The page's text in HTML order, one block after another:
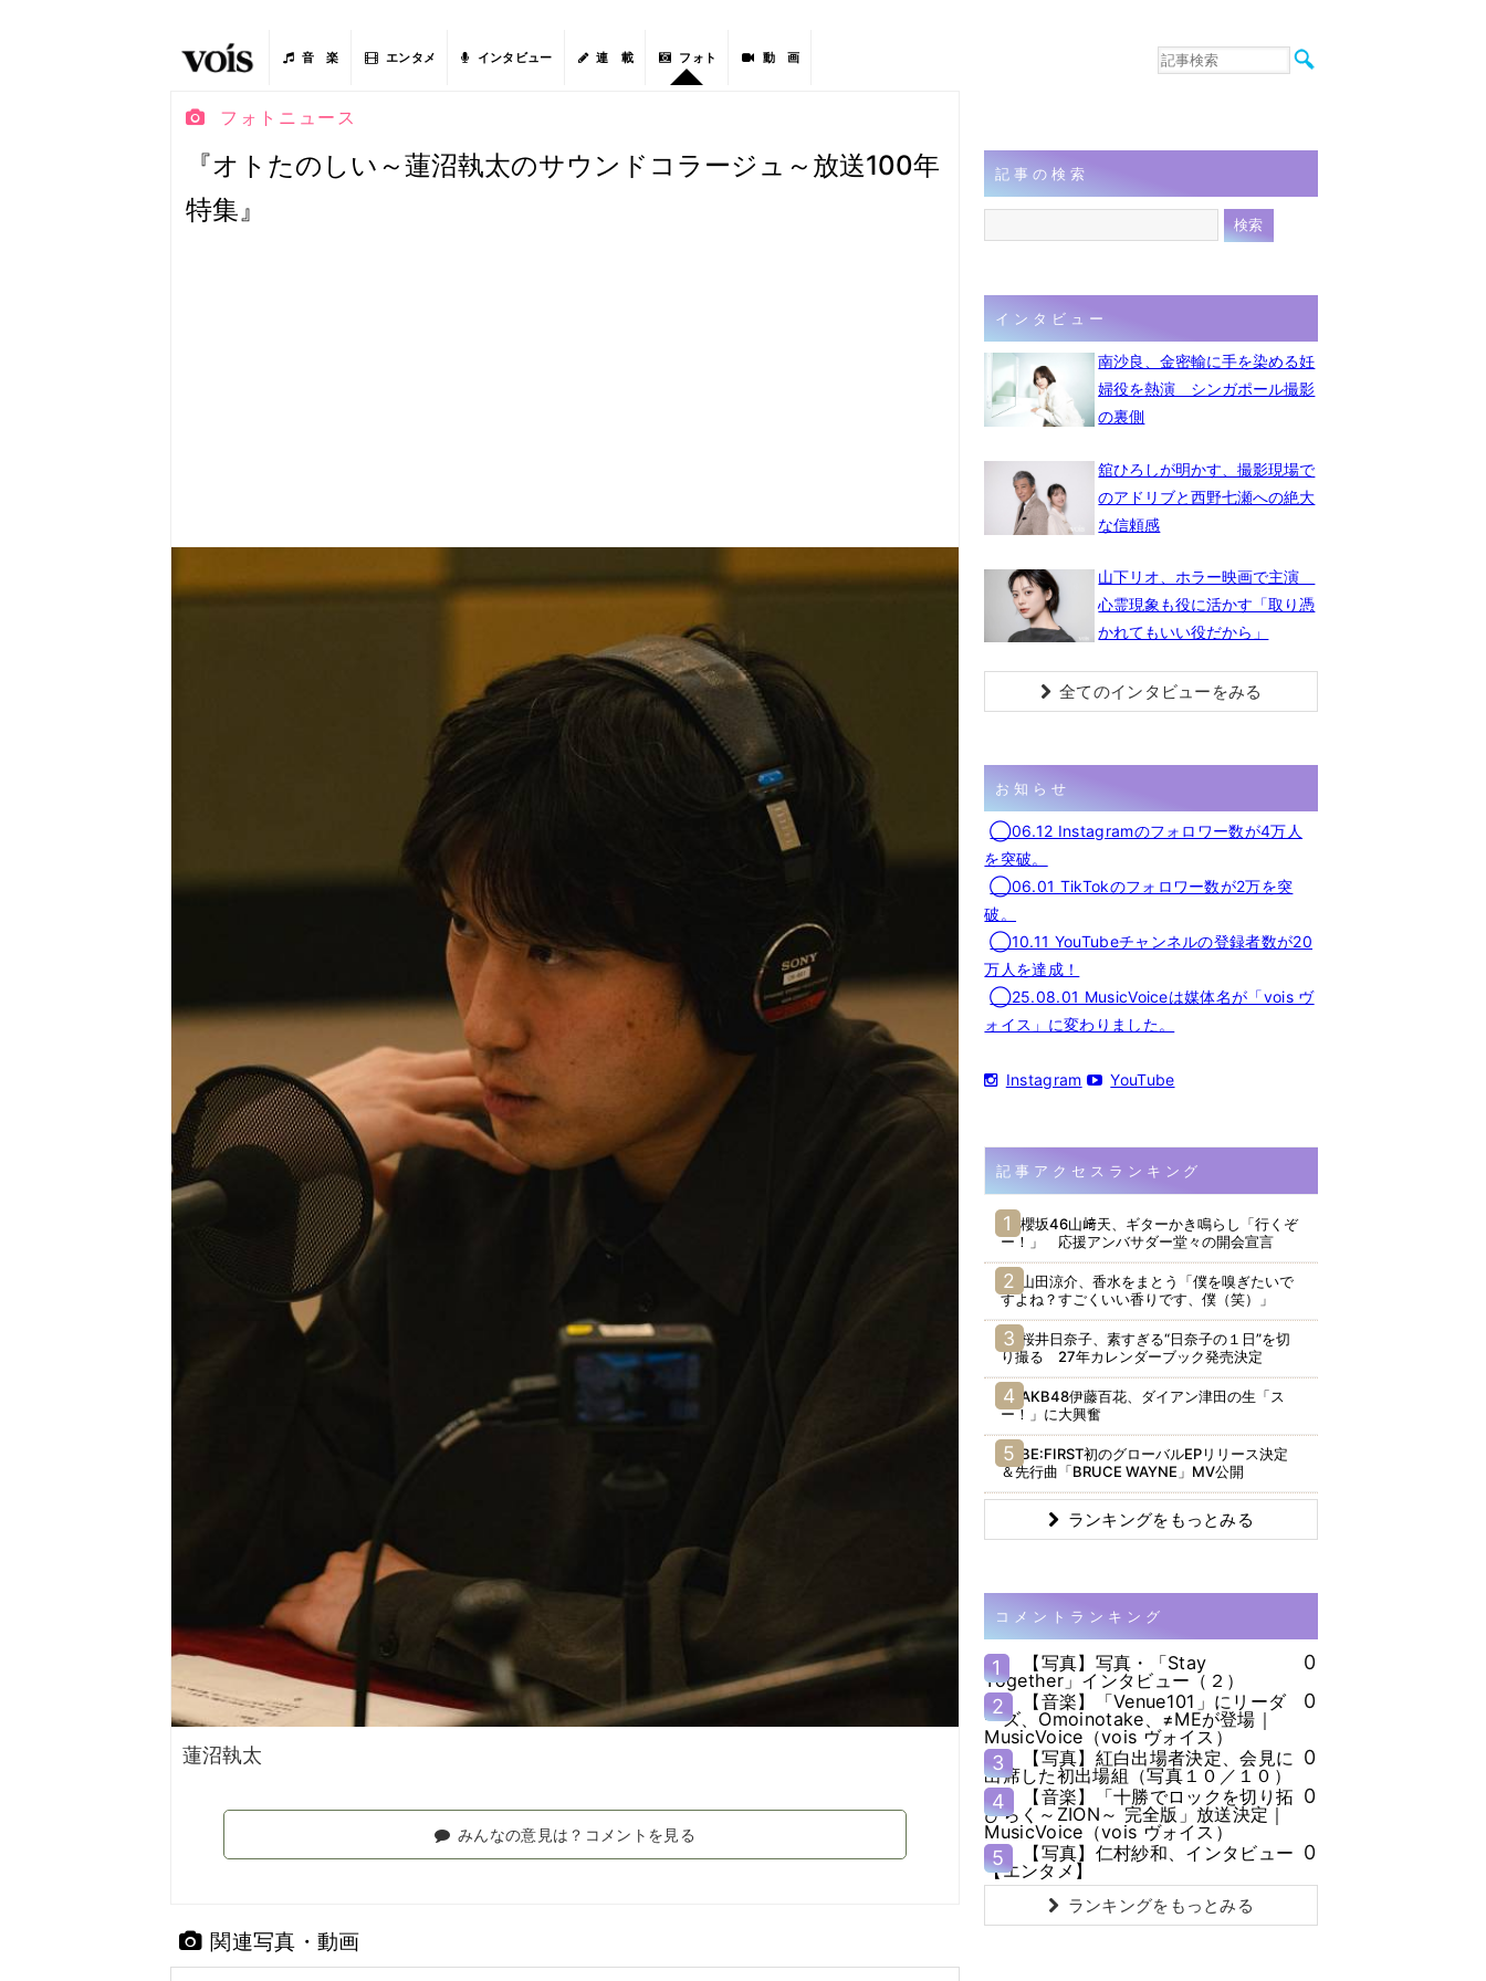
音 楽 エンタメ インタビュー 連 載 フォト 動 画
音楽
連載
フォト
フォトニュース
『オトたのしい～蓮沼執太のサウンドコラージュ～放送100年
特集』
蓮沼執太
みんなの意見は？コメントを見る
関連写真・動画
記事の検索
インタビュー
南沙良、金密輸に手を染める妊
婦役を熱演 シンガポール撮影
の裏側
舘ひろしが明かす、撮影現場で
のアドリブと西野七瀬への絶大
な信頼感
山下リオ、ホラー映画で主演
心霊現象も役に活かす「取り憑
かれてもいい役だから」
全てのインタビューをみる
お知らせ
◯06.12 Instagramのフォロワー数が4万人
を突破。
◯06.01 TikTokのフォロワー数が2万を突
破。
◯10.11 YouTubeチャンネルの登録者数が20
万人を達成！
◯25.08.01 MusicVoiceは媒体名が「vois ヴ
ォイス」に変わりました。
Instagram YouTube
記事アクセスランキング
櫻坂46山﨑天、ギターかき鳴らし「行くぞ
ー！」 応援アンバサダー堂々の開会宣言
山田涼介、香水をまとう「僕を嗅ぎたいで
すよね？すごくいい香りです、僕（笑）」
桜井日奈子、素すぎる“日奈子の１日”を切
り撮る 27年カレンダーブック発売決定
AKB48伊藤百花、ダイアン津田の生「ス
ー！」に大興奮
BE:FIRST初のグローバルEPリリース決定
＆先行曲「BRUCE WAYNE」MV公開
ランキングをもっとみる
コメントランキング
1
【写真】写真・「Stay
Together」インタビュー（２）
0
2
【音楽】「Venue101」にリーダ
ーズ、Omoinotake、≠MEが登場｜
MusicVoice（vois ヴォイス）
0
3
【写真】紅白出場者決定、会見に
出席した初出場組（写真１０／１０）
0
4
【音楽】「十勝でロックを切り拓
ひらく～ZION～ 完全版」放送決定｜
MusicVoice（vois ヴォイス）
0
5
【写真】仁村紗和、インタビュー
【エンタメ】
0
ランキングをもっとみる